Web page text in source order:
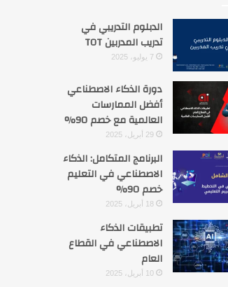
الدبلوم التدريبي في
تدريب المدربين TOT
7 يوليو، 2025
دورة الذكاء الاصطناعي
أفضل الممارسات
العالمية مع خصم 90%
29 أبريل، 2025
البرنامج المتكامل: الذكاء
الاصطناعي في التعليم
خصم 90%
18 أبريل، 2025
تطبيقات الذكاء
الاصطناعي في القطاع
العام
10 أبريل، 2025